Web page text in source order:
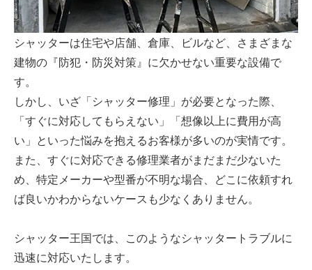
シャッターは住宅や店舗、倉庫、ビルなど、さまざまな
建物の『防犯・防災対策』に欠かせない重要な設備で
す。
しかし、いざ「シャッター修理」が必要となった際、
「すぐに対応してもらえない」「想像以上に費用が高
い」といった悩みを抱えるお客様が多いのが実情です。
また、すぐに対応できる修理業者がまだまだ少ないた
め、特定メーカーや型番が不明な場合、どこに依頼すれ
ば良いかわからないケースも少なくありません。
シャッター王国では、このようなシャッタートラブルに
迅速に対応いたします。